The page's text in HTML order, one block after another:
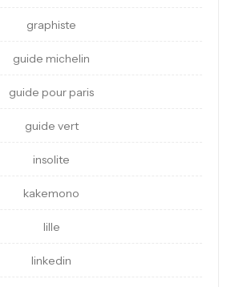
graphiste
guide michelin
guide pour paris
guide vert
insolite
kakemono
lille
linkedin